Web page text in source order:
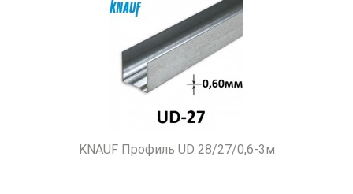
KNAUF Профиль UD 28/27/0,6-3м